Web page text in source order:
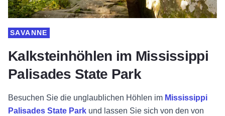
Kalksteinhöhlen im Mississippi
Palisades State Park
SAVANNE
Besuchen Sie die unglaublichen Höhlen im Mississippi
Palisades State Park und lassen Sie sich von den von